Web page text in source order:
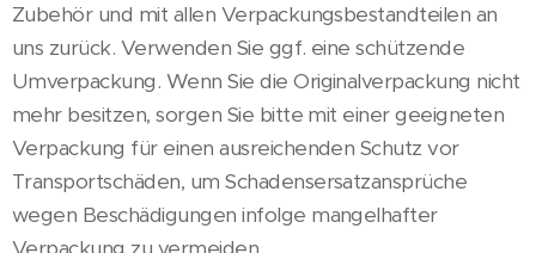
Zubehör und mit allen Verpackungsbestandteilen an
uns zurück. Verwenden Sie ggf. eine schützende
Umverpackung. Wenn Sie die Originalverpackung nicht
mehr besitzen, sorgen Sie bitte mit einer geeigneten
Verpackung für einen ausreichenden Schutz vor
Transportschäden, um Schadensersatzansprüche
wegen Beschädigungen infolge mangelhafter